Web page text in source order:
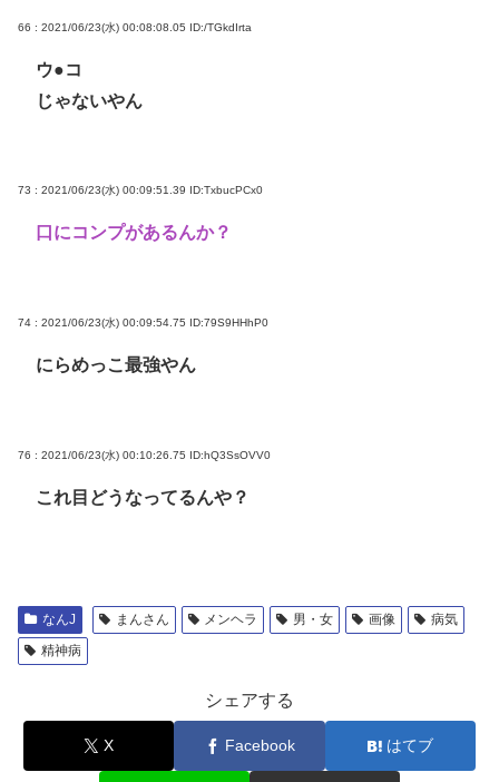
66 : 2021/06/23(水) 00:08:08.05 ID:/TGkdIrta
ウ●コ
じゃないやん
73 : 2021/06/23(水) 00:09:51.39 ID:TxbucPCx0
口にコンプがあるんか？
74 : 2021/06/23(水) 00:09:54.75 ID:79S9HHhP0
にらめっこ最強やん
76 : 2021/06/23(水) 00:10:26.75 ID:hQ3SsOVV0
これ目どうなってるんや？
なんJ まんさん メンヘラ 男・女 画像
病気
精神病
シェアする
X Facebook はてブ